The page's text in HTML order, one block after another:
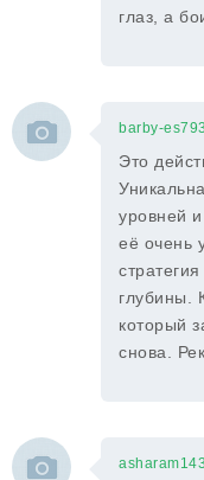
глаз, а
barby-es793
Это
уровней
её очень
глубины.
который
снова.